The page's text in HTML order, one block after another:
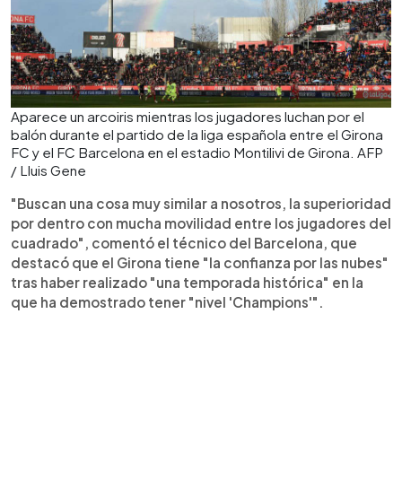
Aparece un arcoiris mientras los jugadores luchan por el
balón durante el partido de la liga española entre el Girona
FC y el FC Barcelona en el estadio Montilivi de Girona. AFP
/ Lluis Gene
"Buscan una cosa muy similar a nosotros, la superioridad
por dentro con mucha movilidad entre los jugadores del
cuadrado", comentó el técnico del Barcelona, que
destacó que el Girona tiene "la confianza por las nubes"
tras haber realizado "una temporada histórica" en la
que ha demostrado tener "nivel 'Champions'".